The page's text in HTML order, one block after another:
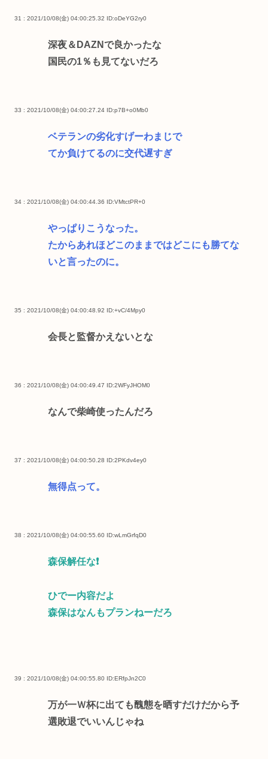
31 : 2021/10/08(金) 04:00:25.32 ID:oDeYG2ry0
深夜＆DAZNで良かったな
国民の1％も見てないだろ
33 : 2021/10/08(金) 04:00:27.24 ID:p7B+o0Mb0
ベテランの劣化すげーわまじで
てか負けてるのに交代遅すぎ
34 : 2021/10/08(金) 04:00:44.36 ID:VMtctPR+0
やっぱりこうなった。
たからあれほどこのままではどこにも勝てな
いと言ったのに。
35 : 2021/10/08(金) 04:00:48.92 ID:+vC/4Mpy0
会長と監督かえないとな
36 : 2021/10/08(金) 04:00:49.47 ID:2WFyJHOM0
なんで柴崎使ったんだろ
37 : 2021/10/08(金) 04:00:50.28 ID:2PKdv4ey0
無得点って。
38 : 2021/10/08(金) 04:00:55.60 ID:wLmGrfqD0
森保解任な❗
ひでー内容だよ
森保はなんもプランねーだろ
39 : 2021/10/08(金) 04:00:55.80 ID:ERfpJn2C0
万が一Ｗ杯に出ても醜態を晒すだけだから予
選敗退でいいんじゃね